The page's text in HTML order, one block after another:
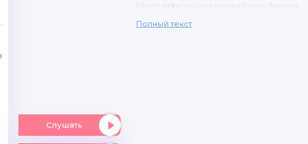
Слушать
Шүкір атқан таңыма маңдайдағы бағыма
Жақындарым жанымда күліп отыр алдымда
Полный текст